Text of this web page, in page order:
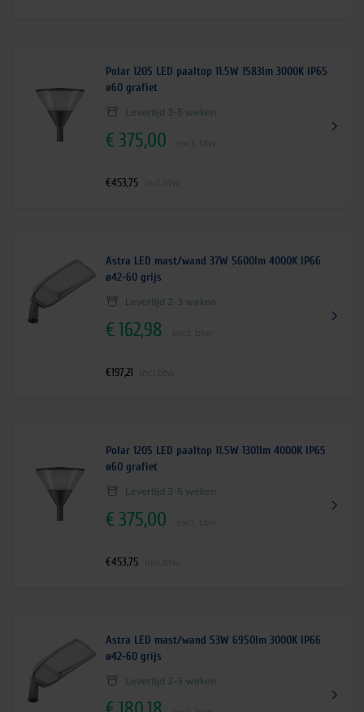
Polar 1205 LED paaltop 11.5W 1583lm 3000K IP65
ø60 grafiet
Levertijd 3-5 weken
€375,00
€453,75
Astra LED mast/wand 37W 5600lm 4000K IP66
ø42-60 grijs
Levertijd 2-3 weken
€162,98
€197,21
Polar 1205 LED paaltop 11.5W 1301lm 4000K IP65
ø60 grafiet
Levertijd 3-5 weken
€375,00
€453,75
Astra LED mast/wand 53W 6950lm 3000K IP66
ø42-60 grijs
Levertijd 2-3 weken